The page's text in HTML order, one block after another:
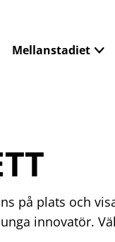
Mellanstadiet
på plats och
innovatör.